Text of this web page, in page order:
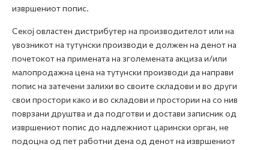
извршениот попис.
Секој овластен дистрибутер на производителот или на
увозникот на тутунски производи е должен на денот на
почетокот на примената на зголемената акциза и/или
малопродажна цена на тутунски производи да направи
попис на затечени залихи во своите складови и во други
свои простори како и во складови и простории на со нив
поврзани друштва и да подготви и достави записник од
извршениот попис до надлежниот царински орган, не
подоцна од пет работни дена од денот на извршениот